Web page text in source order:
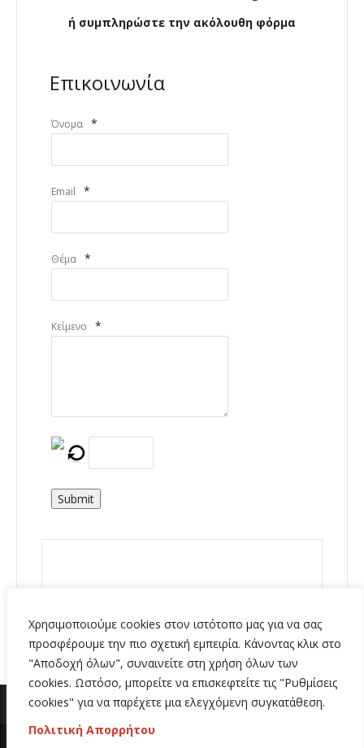
Χρησιμοποιούμε cookies στον ιστότοπο μας για να σας
προσφέρουμε την πιο σχετική εμπειρία. Κάνοντας κλικ στο
"Αποδοχή όλων", συναινείτε στη χρήση όλων των
cookies. Ωστόσο, μπορείτε να επισκεφτείτε τις "Ρυθμίσεις
cookies" για να παρέχετε μια ελεγχόμενη συγκατάθεση.
Πολιτική Απορρήτου
ή συμπληρώστε την ακόλουθη φόρμα
Επικοινωνία
Όνομα *
Email *
Θέμα *
Κείμενο *
Submit